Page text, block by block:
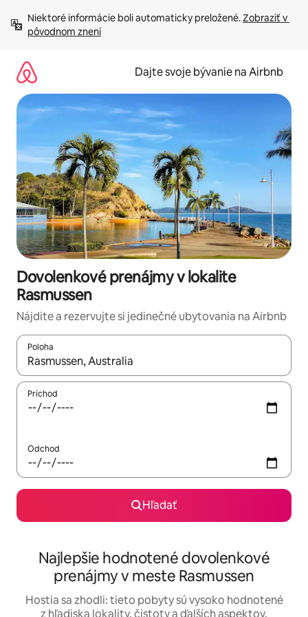
obsah.
Niektoré informácie boli automaticky preložené. Zobraziť v
pôvodnom znení
Dajte svoje bývanie na Airbnb
Dovolenkové prenájmy v lokalite
Rasmussen
Nájdite a rezervujte si jedinečné ubytovania na Airbnb
Poloha
Keď budú výsledky k dispozícii, môžete si ich prechádzať
Príchod
Odchod
Hľadať
Najlepšie hodnotené dovolenkové
prenájmy v meste Rasmussen
Hostia sa zhodli: tieto pobyty sú vysoko hodnotené
z hľadiska lokality, čistoty a ďalších aspektov.